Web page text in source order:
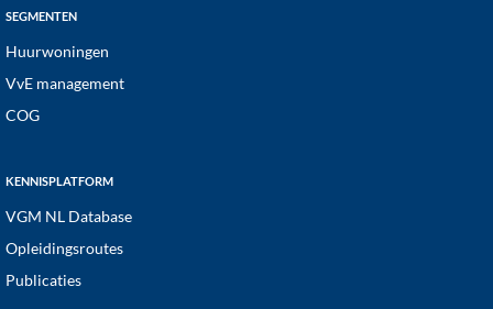
SEGMENTEN
Huurwoningen
VvE management
COG
KENNISPLATFORM
VGM NL Database
Opleidingsroutes
Publicaties